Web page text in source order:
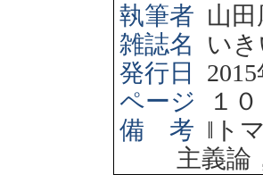
執筆者 山
雑誌名
い
発行日
2015
ページ
１
備 考 ‖ ト
主義論